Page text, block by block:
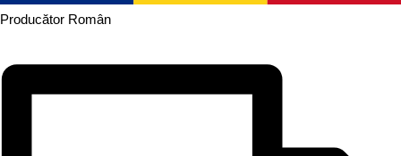
Producător Român